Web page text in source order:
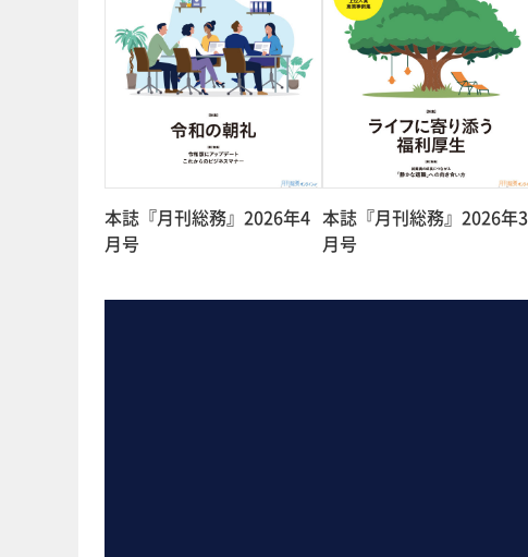
本誌『月刊総務』2026年4
月号
本誌『月刊総務』2026年3
月号